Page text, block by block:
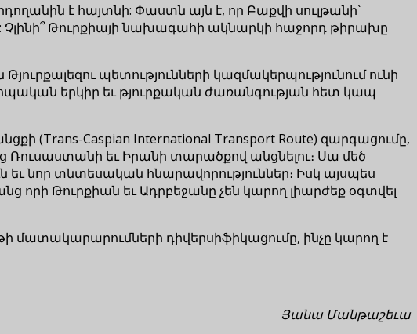
է հայտնի: Փաստն այն է, որ Բաքվի սուլթանի՝
Թուրքիայի նախագահի ակնարկի հաջորդ թիրախը
պետությունների կազմակերպությունում ունի
երկիր եւ թյուրքական ժառանգության հետ կապ
(Trans-Caspian International Transport Route) զարգացումը,
եւ Իրանի տարածքով անցնելու։ Սա մեծ
նոր տնտեսական հնարավորություններ։ Իսկ այսպես
որի Թուրքիան եւ Ադրբեջանը չեն կարող լիարժեք օգտվել
մատակարարումների դիվերսիֆիկացումը, ինչը կարող է
Յանա Մանթաշեւա